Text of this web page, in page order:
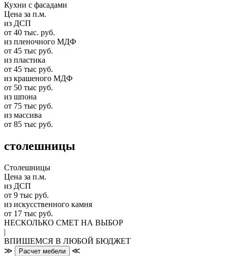
Кухни с фасадами
Цена за п.м.
из ДСП
от 40 тыс. руб.
из пленочного МДФ
от 45 тыс руб.
из пластика
от 45 тыс руб.
из крашеного МДФ
от 50 тыс руб.
из шпона
от 75 тыс руб.
из массива
от 85 тыс руб.
столешницы
Столешницы
Цена за п.м.
из ДСП
от 9 тыс руб.
из искусственного камня
от 17 тыс руб.
НЕСКОЛЬКО СМЕТ НА ВЫБОР
|
ВПИШЕМСЯ В ЛЮБОЙ БЮДЖЕТ
≫
Расчет мебели ≪